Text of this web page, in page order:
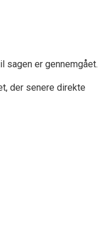
sagen er gennemgået.
der senere direkte